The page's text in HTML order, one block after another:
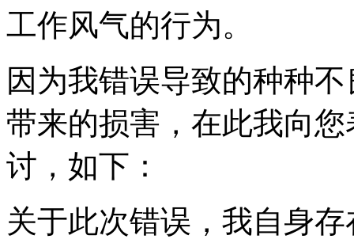
工作风气的行为。
因为我错误导致的种种
带来的损害，在此我向
讨，如下：
关于此次错误，我自身